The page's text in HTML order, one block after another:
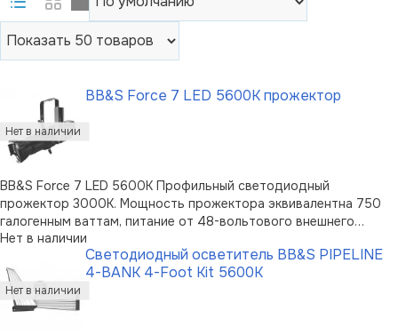
BB&S Force 7 LED 5600K прожектор
BB&S Force 7 LED 5600K Профильный светодиодный
прожектор 3000K. Мощность прожектора эквивалентна 750
галогенным ваттам, питание от 48-вольтового внешнего
источника питания. Ровный край светового пятна, отсутствие
горячей точки. Нет двойных теней при использовании Гобо и
эффектов. Force 7 поставляе …
Нет в наличии
Светодиодный осветитель BB&S PIPELINE
4-BANK 4-Foot Kit 5600K